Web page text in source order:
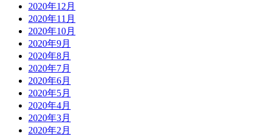
2020年12月
2020年11月
2020年10月
2020年9月
2020年8月
2020年7月
2020年6月
2020年5月
2020年4月
2020年3月
2020年2月